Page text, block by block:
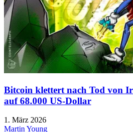
Bitcoin klettert nach Tod von
auf 68.000 US-Dollar
1. März 2026
Martin Young